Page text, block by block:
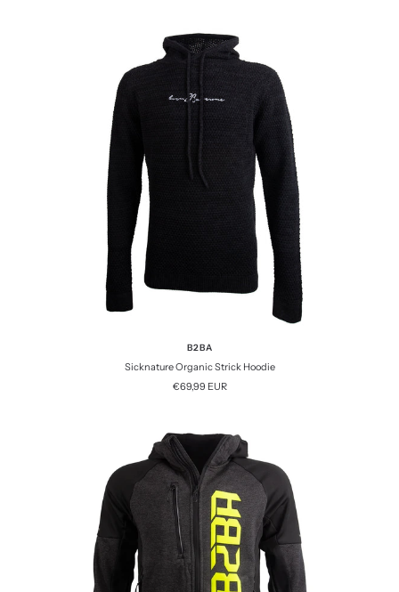
B2BA
Sicknature Organic Strick Hoodie
Angebotspreis
€69,99 EUR